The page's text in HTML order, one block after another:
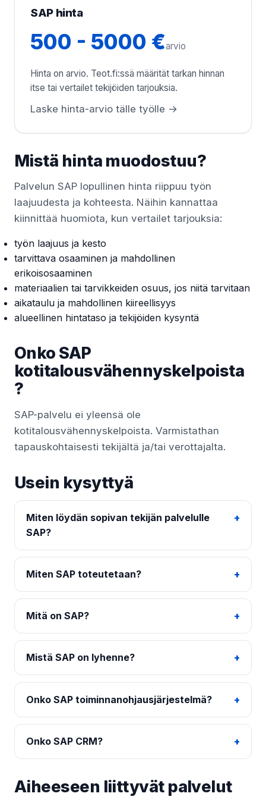
SAP hinta
500 - 5000 €arvio
Hinta on arvio. Teot.fi:ssä määrität tarkan hinnan
itse tai vertailet tekijöiden tarjouksia.
Laske hinta-arvio tälle työlle →
Mistä hinta muodostuu?
Palvelun SAP lopullinen hinta riippuu työn
laajuudesta ja kohteesta. Näihin kannattaa
kiinnittää huomiota, kun vertailet tarjouksia:
työn laajuus ja kesto
tarvittava osaaminen ja mahdollinen
erikoisosaaminen
materiaalien tai tarvikkeiden osuus, jos niitä tarvitaan
aikataulu ja mahdollinen kiireellisyys
alueellinen hintataso ja tekijöiden kysyntä
Onko SAP
kotitalousvähennyskelpoista
?
SAP-palvelu ei yleensä ole
kotitalousvähennyskelpoista. Varmistathan
tapauskohtaisesti tekijältä ja/tai verottajalta.
Usein kysyttyä
Miten löydän sopivan tekijän palvelulle
SAP?
Miten SAP toteutetaan?
Mitä on SAP?
Mistä SAP on lyhenne?
Onko SAP toiminnanohjausjärjestelmä?
Onko SAP CRM?
Aiheeseen liittyvät palvelut